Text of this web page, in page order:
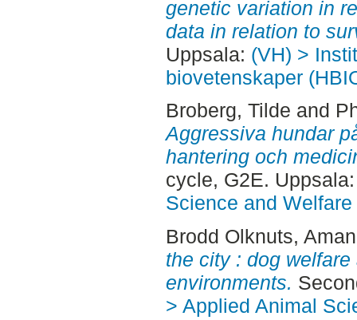
genetic variation in
data in relation to
Uppsala: (VH) >
biovetenskaper
Broberg, Tilde and
Aggressiva hundar
hantering och
cycle, G2E.
Science and Welfare
Brodd Olknuts,
the city : dog
environments.
> Applied Animal